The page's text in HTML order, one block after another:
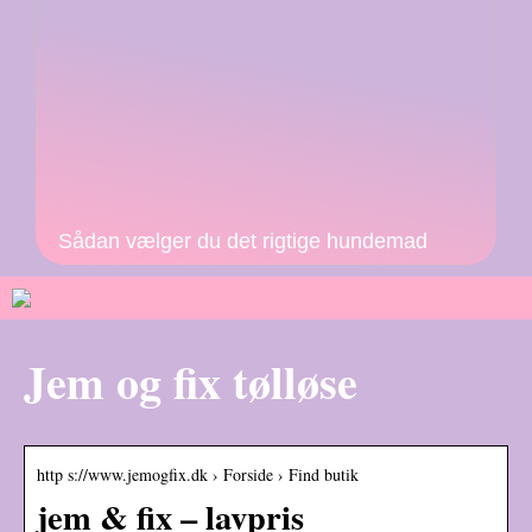
Sådan vælger du det rigtige hundemad
Jem og fix tølløse
http s://www.jemogfix.dk › Forside › Find butik
jem & fix – lavpris